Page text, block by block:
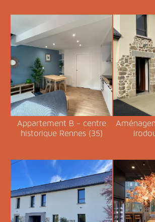
Appartement B - centre
historique Rennes (35)